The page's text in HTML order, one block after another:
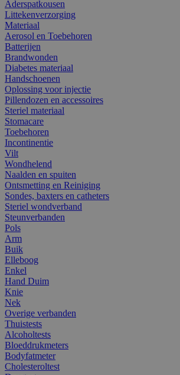
Aderspatkousen
Littekenverzorging
Materiaal
Aerosol en Toebehoren
Batterijen
Brandwonden
Diabetes materiaal
Handschoenen
Oplossing voor injectie
Pillendozen en accessoires
Steriel materiaal
Stomacare
Toebehoren
Incontinentie
Vilt
Wondhelend
Naalden en spuiten
Ontsmetting en Reiniging
Sondes, baxters en catheters
Steriel wondverband
Steunverbanden
Pols
Arm
Buik
Elleboog
Enkel
Hand Duim
Knie
Nek
Overige verbanden
Thuistests
Alcoholtests
Bloeddrukmeters
Bodyfatmeter
Cholesteroltest